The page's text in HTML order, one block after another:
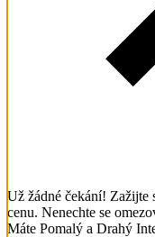
Už žádné čekání! Zažijte
cenu. Nenechte se
Máte Pomalý a Drahý